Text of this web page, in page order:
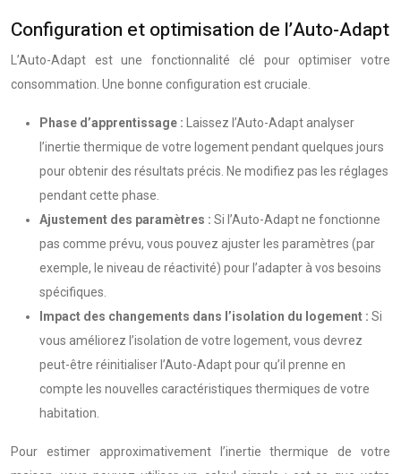
Configuration et optimisation de l’Auto-Adapt
L’Auto-Adapt est une fonctionnalité clé pour optimiser votre
consommation. Une bonne configuration est cruciale.
Phase d’apprentissage :
Laissez l’Auto-Adapt analyser
l’inertie thermique de votre logement pendant quelques jours
pour obtenir des résultats précis. Ne modifiez pas les réglages
pendant cette phase.
Ajustement des paramètres : Si l’Auto-Adapt ne fonctionne
pas comme prévu, vous pouvez ajuster les paramètres (par
exemple, le niveau de réactivité) pour l’adapter à vos besoins
spécifiques.
Impact des changements dans l’isolation du logement : Si
vous améliorez l’isolation de votre logement, vous devrez
peut-être réinitialiser l’Auto-Adapt pour qu’il prenne en
compte les nouvelles caractéristiques thermiques de votre
habitation.
Pour estimer approximativement l’inertie thermique de votre